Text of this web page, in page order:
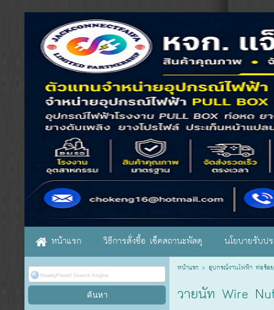
หน้าแรก วิธีการสั่งซื้อ เช็คสถานะพัสดุ นโยบายรับป
หน้าแรก > อุปกรณ์งานไฟฟ้า ท่อร้อ
วายนัท Wire